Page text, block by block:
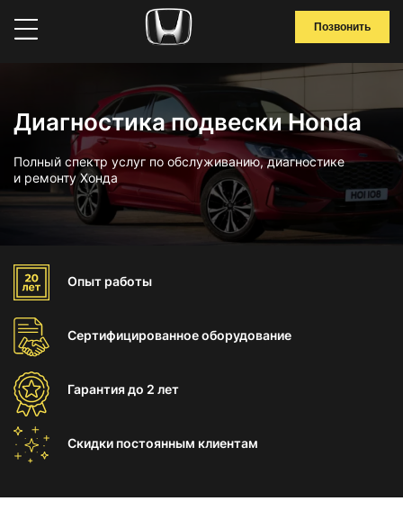
Позвонить
Диагностика подвески Honda
Полный спектр услуг по обслуживанию, диагностике
и ремонту Хонда
Опыт работы
Сертифицированноеоборудование
Гарантиядо 2 лет
Скидки постоянным клиентам